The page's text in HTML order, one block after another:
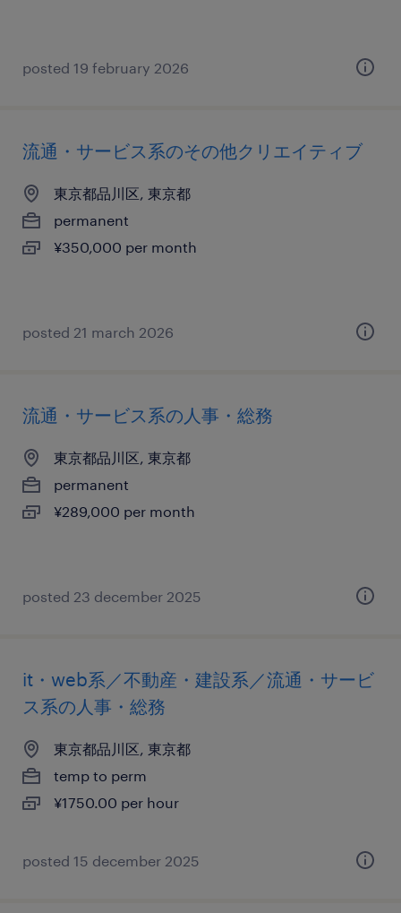
posted 19 february 2026
流通・サービス系のその他クリエイティブ
東京都品川区, 東京都
permanent
¥350,000 per month
posted 21 march 2026
流通・サービス系の人事・総務
東京都品川区, 東京都
permanent
¥289,000 per month
posted 23 december 2025
it・web系／不動産・建設系／流通・サービ
ス系の人事・総務
東京都品川区, 東京都
temp to perm
¥1750.00 per hour
posted 15 december 2025